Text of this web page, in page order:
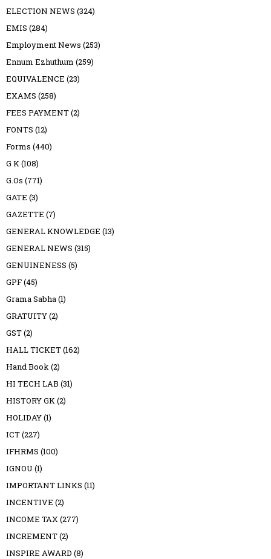
ELECTION NEWS (324)
EMIS (284)
Employment News (253)
Ennum Ezhuthum (259)
EQUIVALENCE (23)
EXAMS (258)
FEES PAYMENT(2)
FONTS (12)
Forms (440)
G K (108)
G.Os (771)
GATE (3)
GAZETTE (7)
GENERAL KNOWLEDGE (13)
GENERAL NEWS (315)
GENUINENESS (5)
GPF(45)
Grama Sabha (1)
GRATUITY(2)
GST(2)
HALL TICKET(162)
Hand Book (2)
HI TECH LAB (31)
HISTORY GK (2)
HOLIDAY(1)
ICT(227)
IFHRMS (100)
IGNOU (1)
IMPORTANT LINKS (11)
INCENTIVE (2)
INCOME TAX (277)
INCREMENT(2)
INSPIRE AWARD (8)